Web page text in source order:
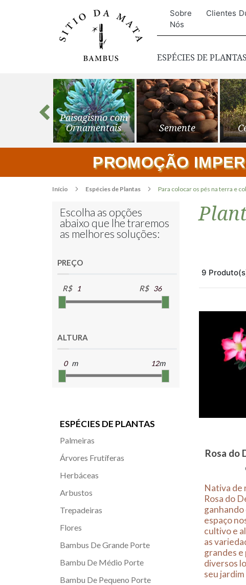
Sobre
Nós
Clientes
ESPÉCIES DE PLANTAS
Paisagismo com
Ornamentais
Semente
PROMOÇÃO
Início Espécies de Plantas Para colocar os pés na terra e
9
Rosa do
Nativa de
Rosa do
ganhando
espaço
cultivo e
as
grandes
diversos
seu jardim
Escolha as opções
abaixo que lhe traremos
as melhores soluções:
PREÇO
R$ R$
ALTURA
m m
ESPÉCIES DE PLANTAS
Palmeiras
Árvores Frutíferas
Herbáceas
Arbustos
Trepadeiras
Flores
Bambus De Grande Porte
Bambu De Médio Porte
Bambu De Pequeno Porte